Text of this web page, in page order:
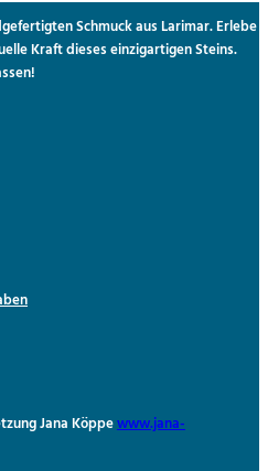
Schmuck aus Larimar. Erlebe
Kraft dieses einzigartigen Steins.
Jana Köppewww.jana-